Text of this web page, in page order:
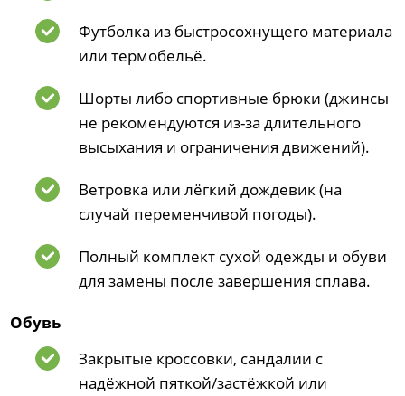
Футболка из быстросохнущего материала
или термобельё.
Шорты либо спортивные брюки (джинсы
не рекомендуются из-за длительного
высыхания и ограничения движений).
Ветровка или лёгкий дождевик (на
случай переменчивой погоды).
Полный комплект сухой одежды и обуви
для замены после завершения сплава.
Обувь
Закрытые кроссовки, сандалии с
надёжной пяткой/застёжкой или